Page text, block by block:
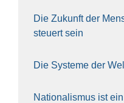
Die Zukunft der
steu­ert sein
Die Sys­te­me der
Natio­na­lis­mus ist